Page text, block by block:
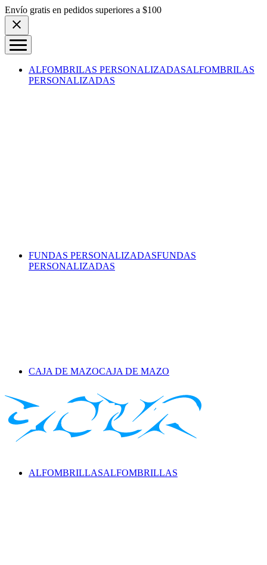
Skip to content
Envío gratis en pedidos superiores a $100
ALFOMBRILAS PERSONALIZADASALFOMBRILAS
PERSONALIZADAS
FUNDAS PERSONALIZADASFUNDAS
PERSONALIZADAS
CAJA DE MAZOCAJA DE MAZO
ALFOMBRILLASALFOMBRILLAS